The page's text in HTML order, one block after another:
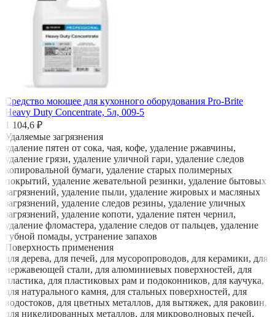
Средство моющее для кухонного оборудования Pro-Brite
Heavy Duty Concentrate, 5л, 009-5
1 104,6 ₽
Удаляемые загрязнения
удаление пятен от сока, чая, кофе, удаление ржавчины,
удаление грязи, удаление уличной гари, удаление следов
копировальной бумаги, удаление старых полимерных
покрытий, удаление жевательной резинки, удаление бытовых
загрязнений, удаление пыли, удаление жировых и масляных
загрязнений, удаление следов резины, удаление уличных
загрязнений, удаление копоти, удаление пятен чернил,
удаление фломастера, удаление следов от пальцев, удаление
губной помады, устранение запахов
Поверхность применения
для дерева, для печей, для мусоропроводов, для керамики, для
нержавеющей стали, для алюминиевых поверхностей, для
пластика, для пластиковых рам и подоконников, для каучука,
для натурального камня, для стальных поверхностей, для
водостоков, для цветных металлов, для вытяжек, для раковин,
для никелированных металлов, для микроволновых печей,